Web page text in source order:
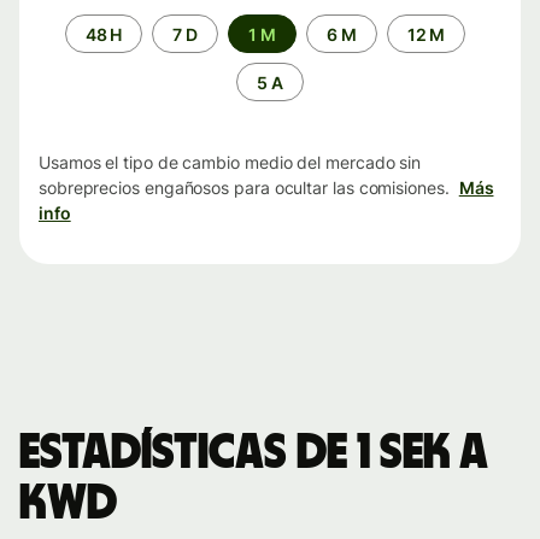
Periodo48 H 7 D 1 M 6 M 12 M
5 A
Usamos el tipo de cambio medio del mercado sin
sobreprecios engañosos para ocultar las comisiones. Más
info
Estadísticas de 1 SEK a
KWD